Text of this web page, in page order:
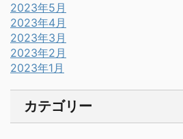
2023年5月
2023年4月
2023年3月
2023年2月
2023年1月
カテゴリー